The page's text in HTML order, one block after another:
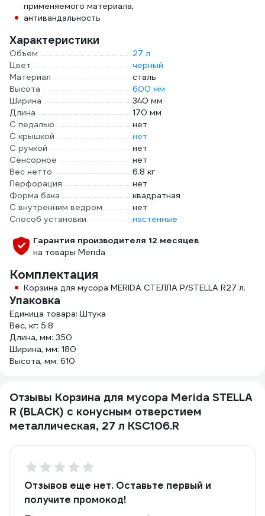
применяемого материала,
антивандальность
Характеристики
Объем
27 л
Цвет
черный
Материал
сталь
Высота
600 мм
Ширина
340 мм
Длина
170 мм
С педалью
нет
С крышкой
нет
С ручкой
нет
Сенсорное
нет
Вес нетто
6.8 кг
Перфорация
нет
Форма бака
квадратная
С внутренним ведром
нет
Способ установки
настенные
Гарантия производителя 12 месяцев
на товары Merida
Комплектация
Корзина для мусора MERIDA СТЕЛЛА Р/STELLA R27 л.
Упаковка
Единица товара: Штука
Вес, кг: 5.8
Длина, мм: 350
Ширина, мм: 180
Высота, мм: 610
Отзывы Корзина для мусора Merida STELLA
R (BLACK) с конусным отверстием
металлическая, 27 л KSC106.R
Отзывов еще нет. Оставьте первый и
получите промокод!